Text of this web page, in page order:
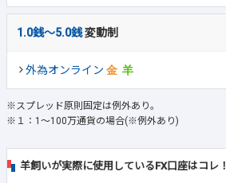
1.0銭～5.0銭変動制
外為オンライン
※スプレッド原則固定は例外あり。
※１：1～100万通貨の場合(※例外あり)
羊飼いが実際に使用しているFX口座はコレ！